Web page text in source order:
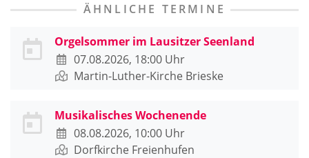
ÄHNLICHE TERMINE
Orgelsommer im Lausitzer Seenland
07.08.2026, 18:00 Uhr
Martin-Luther-Kirche Brieske
Musikalisches Wochenende
08.08.2026, 10:00 Uhr
Dorfkirche Freienhufen